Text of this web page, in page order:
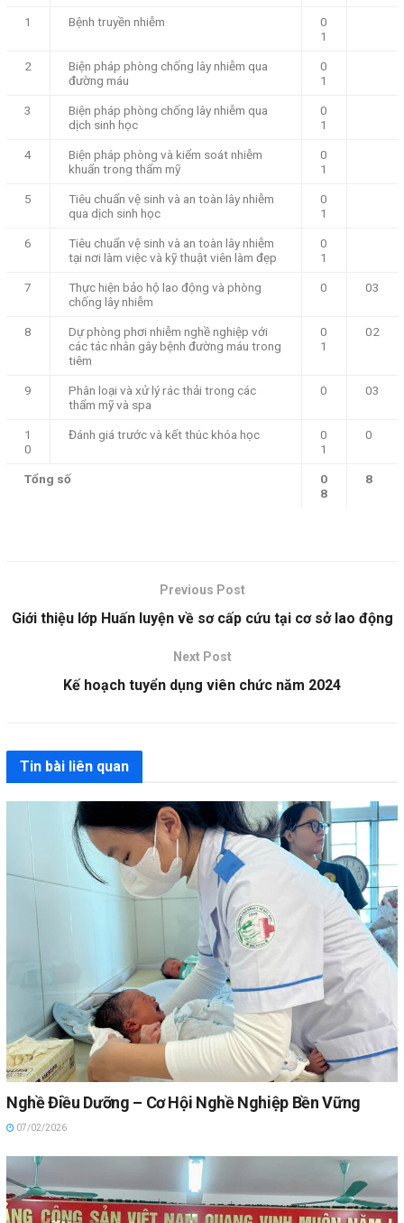
1 Bệnh truyền nhiễm
0
1
2
Biện pháp phòng chống lây nhiễm qua
đường máu
0
1
3
Biện pháp phòng chống lây nhiễm qua
dịch sinh học
0
1
4
Biện pháp phòng và kiểm soát nhiễm
khuẩn trong thẩm mỹ
0
1
5
Tiêu chuẩn vệ sinh và an toàn lây nhiễm
qua dịch sinh học
0
1
6
Tiêu chuẩn vệ sinh và an toàn lây nhiễm
tại nơi làm việc và kỹ thuật viên làm đẹp
0
1
7
Thực hiện bảo hộ lao động và phòng
chống lây nhiễm
0 03
8
Dự phòng phơi nhiễm nghề nghiệp với
các tác nhân gây bệnh đường máu trong
tiêm
0
1
02
9
Phân loại và xử lý rác thải trong các
thẩm mỹ và spa
0 03
1
0
Đánh giá trước và kết thúc khóa học
0
1
0
Tổng số
0
8
8
Previous Post
Giới thiệu lớp Huấn luyện về sơ cấp cứu tại cơ sở lao động
Next Post
Kế hoạch tuyển dụng viên chức năm 2024
Tin bài liên quan
Nghề Điều Dưỡng – Cơ Hội Nghề Nghiệp Bền Vững
07/02/2026